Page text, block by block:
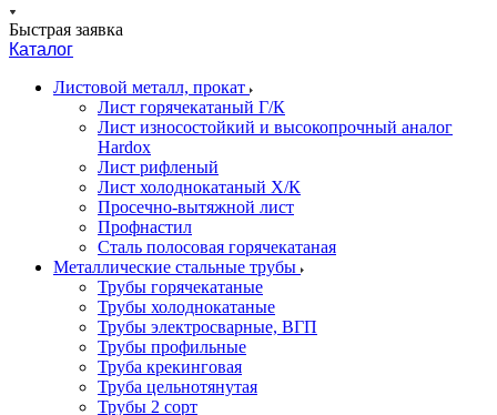
Быстрая заявка
Каталог
Листовой металл, прокат
Лист горячекатаный Г/К
Лист износостойкий и высокопрочный аналог
Hardox
Лист рифленый
Лист холоднокатаный Х/К
Просечно-вытяжной лист
Профнастил
Сталь полосовая горячекатаная
Металлические стальные трубы
Трубы горячекатаные
Трубы холоднокатаные
Трубы электросварные, ВГП
Трубы профильные
Труба крекинговая
Труба цельнотянутая
Трубы 2 сорт